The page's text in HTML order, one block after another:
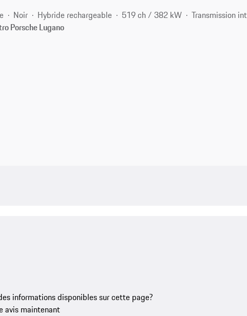
Noir Hybride rechargeable 519 ch / 382 kW Transmission
Porsche Lugano
informations disponibles sur cette page?
avis maintenant